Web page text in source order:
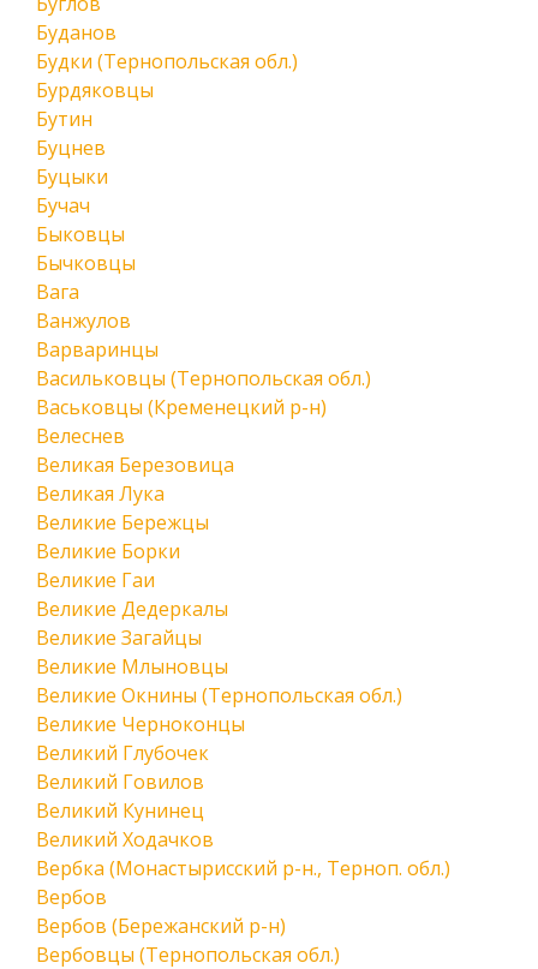
Буданов
Будки (Тернопольская обл.)
Бурдяковцы
Бутин
Буцнев
Буцыки
Бучач
Быковцы
Бычковцы
Вага
Ванжулов
Варваринцы
Васильковцы (Тернопольская обл.)
Васьковцы (Кременецкий р-н)
Велеснев
Великая Березовица
Великая Лука
Великие Бережцы
Великие Борки
Великие Гаи
Великие Дедеркалы
Великие Загайцы
Великие Млыновцы
Великие Окнины (Тернопольская обл.)
Великие Черноконцы
Великий Глубочек
Великий Говилов
Великий Кунинец
Великий Ходачков
Вербка (Монастырисский р-н., Терноп. обл.)
Вербов
Вербов (Бережанский р-н)
Вербовцы (Тернопольская обл.)